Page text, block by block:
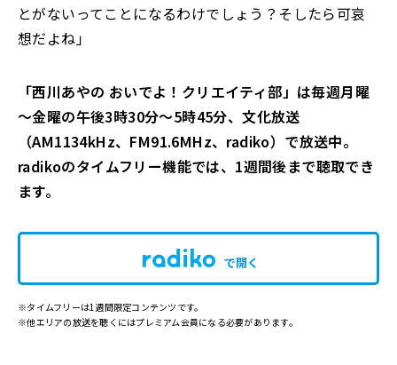
とがないってことになるわけでしょう？そしたら可哀
想だよね」
「西川あやの おいでよ！クリエイティ部」は毎週月曜
～金曜の午後3時30分～5時45分、文化放送
（AM1134kHz、FM91.6MHz、radiko）で放送中。
radikoのタイムフリー機能では、1週間後まで聴取でき
ます。
で開く
※タイムフリーは1週間限定コンテンツです。
※他エリアの放送を聴くにはプレミアム会員になる必要があります。